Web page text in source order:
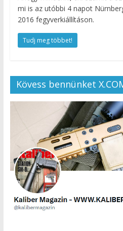
mi is az utóbbi 4 napot
2016 fegyverkiállításon.
Tudj meg többet!
Kövess bennünket